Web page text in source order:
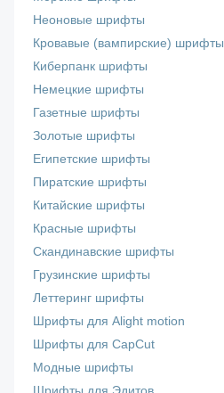
Неоновые шрифты
Кровавые (вампирские) шрифты
Киберпанк шрифты
Немецкие шрифты
Газетные шрифты
Золотые шрифты
Египетские шрифты
Пиратские шрифты
Китайские шрифты
Красные шрифты
Скандинавские шрифты
Грузинские шрифты
Леттеринг шрифты
Шрифты для Alight motion
Шрифты для CapCut
Модные шрифты